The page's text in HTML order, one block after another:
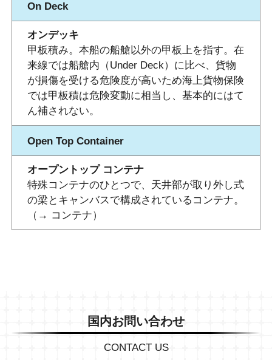
On Deck
オンデッキ
甲板積み。本船の船艙以外の甲板上を指す。在
来線では船艙内（Under Deck）に比べ、貨物
が損傷を受ける危険度が高いため海上貨物保険
では甲板積は危険変動に相当し、基本的にはて
ん補されない。
Open Top Container
オープントップ コンテナ
特殊コンテナのひとつで、天井部が取り外し式
の梁とキャンバスで構成されているコンテナ。
（→ コンテナ）
国内お問い合わせ
CONTACT US